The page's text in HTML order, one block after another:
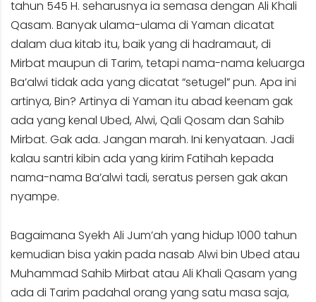
tahun 545 H. seharusnya ia semasa dengan Ali Khali
Qasam. Banyak ulama-ulama di Yaman dicatat
dalam dua kitab itu, baik yang di hadramaut, di
Mirbat maupun di Tarim, tetapi nama-nama keluarga
Ba’alwi tidak ada yang dicatat “setugel” pun. Apa ini
artinya, Bin? Artinya di Yaman itu abad keenam gak
ada yang kenal Ubed, Alwi, Qali Qosam dan Sahib
Mirbat. Gak ada. Jangan marah. Ini kenyataan. Jadi
kalau santri kibin ada yang kirim Fatihah kepada
nama-nama Ba’alwi tadi, seratus persen gak akan
nyampe.
Bagaimana Syekh Ali Jum’ah yang hidup 1000 tahun
kemudian bisa yakin pada nasab Alwi bin Ubed atau
Muhammad Sahib Mirbat atau Ali Khali Qasam yang
ada di Tarim padahal orang yang satu masa saja,